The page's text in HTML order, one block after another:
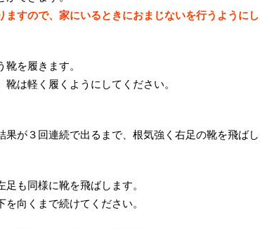
ますので、家にいるときにおまじないを行うようにし
を履きます。
靴は軽く履くようにしてください。
が３回連続で出るまで、根気強く右足の靴を飛ばし
も同様に靴を飛ばします。
向くまで続けてください。